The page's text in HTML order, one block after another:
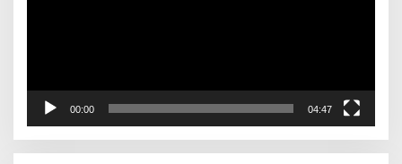
00:00 04:47